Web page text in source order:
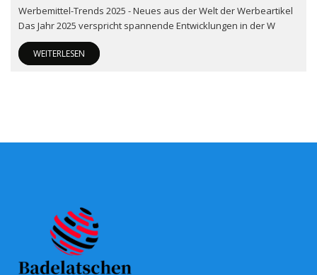
Werbemittel-Trends 2025 - Neues aus der Welt der Werbeartikel
Das Jahr 2025 verspricht spannende Entwicklungen in der W
WEITERLESEN